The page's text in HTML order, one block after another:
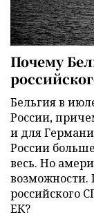
Почему
Бельгия в
России,
и для
России
весь. Но
возможности.
российского
ЕК?